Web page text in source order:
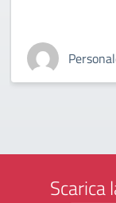
Scarica